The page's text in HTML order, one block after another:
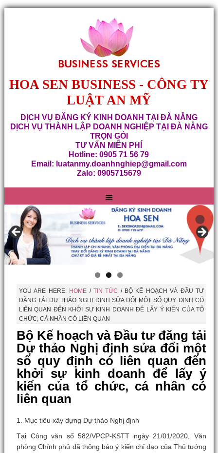
HOA SEN BUSINESS - CÔNG TY
LUẬT AN MỸ
DỊCH VỤ ĐĂNG KÝ KINH DOANH TẠI ĐÀ NẴNG
DỊCH VỤ THÀNH LẬP DOANH NGHIỆP TẠI ĐÀ NẴNG
TRỌN GÓI
TƯ VẤN MIỄN PHÍ
Hotline: 0905 71 56 79
Email: luatanmy.doanhnghiep@gmail.com
Zalo: 0905715679
YOU ARE HERE: HOME / TIN TỨC /BỘ KẾ HOẠCH VÀ ĐẦU TƯ
ĐĂNG TẢI DỰ THẢO NGHỊ ĐỊNH SỬA ĐỔI MỘT SỐ QUY ĐỊNH CÓ
LIÊN QUAN ĐẾN KHỞI SỰ KINH DOANH ĐỂ LẤY Ý KIẾN CỦA TỔ
CHỨC, CÁ NHÂN CÓ LIÊN QUAN
Bộ Kế hoạch và Đầu tư đăng tải
Dự thảo Nghị định sửa đổi một
số quy định có liên quan đến
khởi sự kinh doanh để lấy ý
kiến của tổ chức, cá nhân có
liên quan
1. Mục tiêu xây dựng Dự thảo Nghị định
Tại Công văn số 582/VPCP-KSTT ngày 21/01/2020, Văn
phòng Chính phủ đã thông báo ý kiến chỉ đạo của Thủ tướng